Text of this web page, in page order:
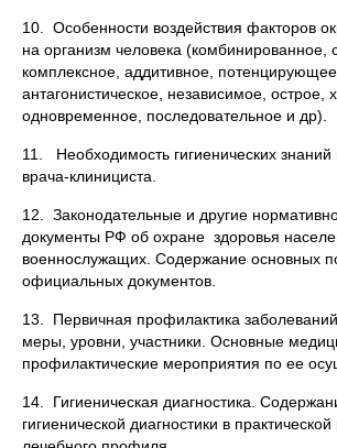
10. Особенности воздействия факторов
на организм человека (комбинированное,
комплексное, аддитивное, потенцирующее,
антагонистическое, независимое, острое,
одновременное, последовательное и др).
11. Необходимость гигиенических знаний
врача-клинициста.
12. Законодательные и другие
документы РФ об охране здоровья
военнослужащих. Содержание основных
официальных документов.
13. Первичная профилактика
меры, уровни, участники. Основные
профилактические мероприятия по ее
14. Гигиеническая диагностика.
гигиенической диагностики в